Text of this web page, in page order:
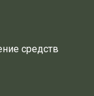
средств